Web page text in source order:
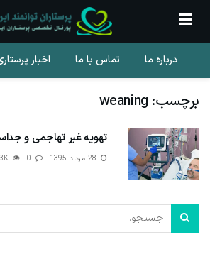
درباره ما تماس با ما اخبار
برچسب: weaning
تهویه غیر تهاجمی و